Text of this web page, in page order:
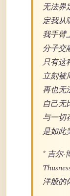
无法界
定我从
我手臂
分子交
只有这
立刻被
再也无
自己无
与一切
是如此
* 吉尔·
洋般的